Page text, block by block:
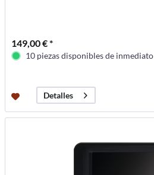
149,00 € *
10 piezas disponibles de inmediato
Detalles